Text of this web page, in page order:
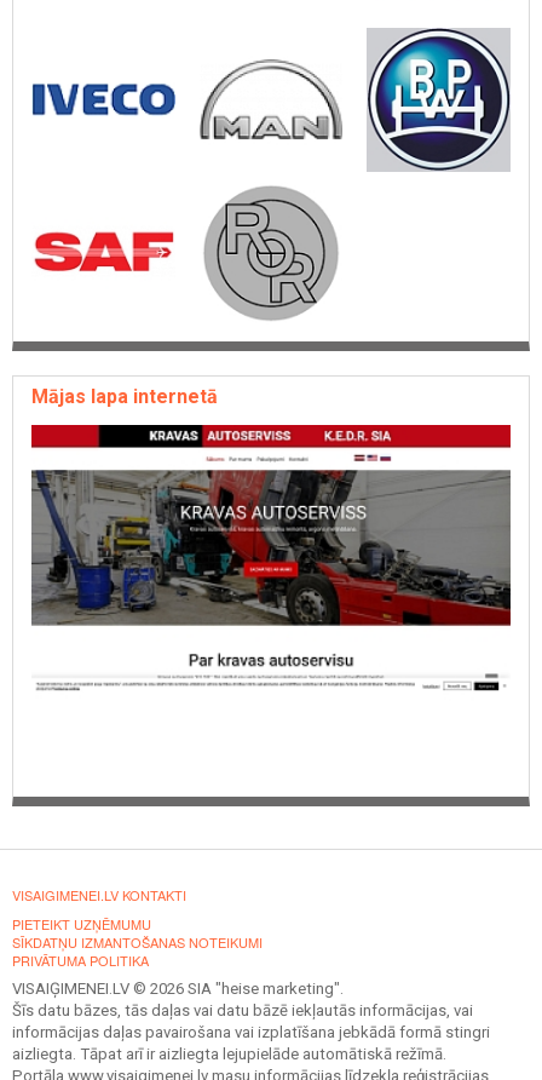
FRUEHAUF rezerves daļas
KOGEL rezerves daļas
KRONE rezerves daļas
SAF rezerves daļas
Mājas lapa internetā
VISAIGIMENEI.LV KONTAKTI
PIETEIKT UZŅĒMUMU
SĪKDATŅU IZMANTOŠANAS NOTEIKUMI
PRIVĀTUMA POLITIKA
VISAIĢIMENEI.LV © 2026 SIA "heise marketing".
Šīs datu bāzes, tās daļas vai datu bāzē iekļautās informācijas, vai
informācijas daļas pavairošana vai izplatīšana jebkādā formā stingri
aizliegta. Tāpat arī ir aizliegta lejupielāde automātiskā režīmā.
Portāla www.visaigimenei.lv masu informācijas līdzekļa reģistrācijas